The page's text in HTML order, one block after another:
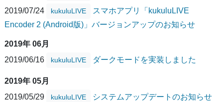
2019/07/24 kukuluLIVE
スマホアプリ「kukuluLIVE
Encoder 2 (Android版)」バージョンアップのお知らせ
2019年 06月
2019/06/16
kukuluLIVE ダークモードを実装しました
2019年 05月
2019/05/29
kukuluLIVE システムアップデートのお知らせ